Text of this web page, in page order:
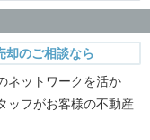
却のご相談なら
ネットワークを活か
ッフがお客様の不動産